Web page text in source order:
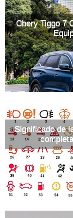
Chery Tiggo 7
Significado de